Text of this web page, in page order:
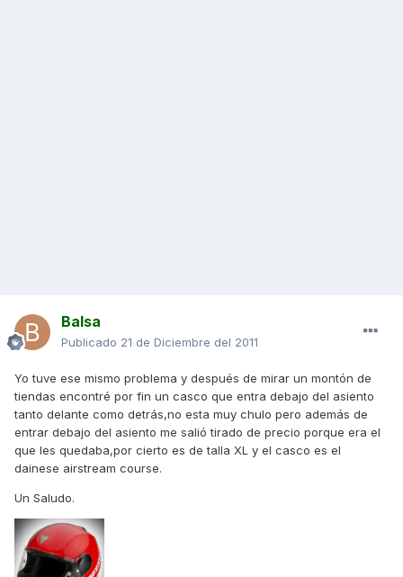
Balsa
Publicado 21 de Diciembre del 2011
Yo tuve ese mismo problema y después de mirar un montón de
tiendas encontré por fin un casco que entra debajo del asiento
tanto delante como detrás,no esta muy chulo pero además de
entrar debajo del asiento me salió tirado de precio porque era el
que les quedaba,por cierto es de talla XL y el casco es el
dainese airstream course.
Un Saludo.